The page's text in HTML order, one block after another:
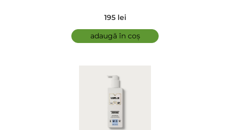
195 lei
adaugă în coș